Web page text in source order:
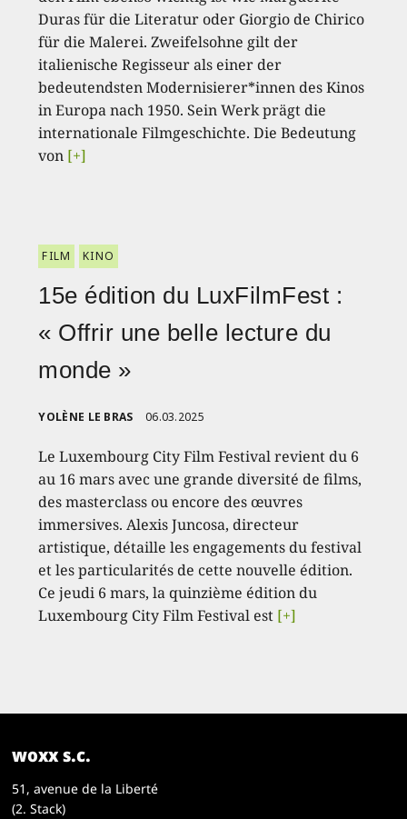
Duras für die Literatur oder Giorgio de Chirico
für die Malerei. Zweifelsohne gilt der
italienische Regisseur als einer der
bedeutendsten Modernisierer*innen des Kinos
in Europa nach 1950. Sein Werk prägt die
internationale Filmgeschichte. Die Bedeutung
von [+]
FILM KINO
15e édition du LuxFilmFest :
« Offrir une belle lecture du
monde »
YOLÈNE LE BRAS 06.03.2025
Le Luxembourg City Film Festival revient du 6
au 16 mars avec une grande diversité de films,
des masterclass ou encore des œuvres
immersives. Alexis Juncosa, directeur
artistique, détaille les engagements du festival
et les particularités de cette nouvelle édition.
Ce jeudi 6 mars, la quinzième édition du
Luxembourg City Film Festival est [+]
woxx s.c.
51, avenue de la Liberté
(2. Stack)